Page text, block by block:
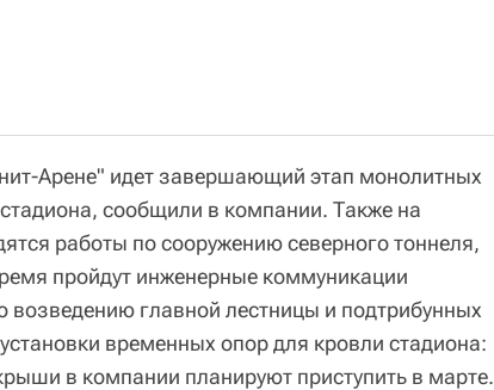
Арене" идет завершающий этап монолитных
сообщили в компании. Также на
работы по сооружению северного тоннеля,
пройдут инженерные коммуникации
возведению главной лестницы и подтрибунных
временных опор для кровли стадиона:
в компании планируют приступить в марте.